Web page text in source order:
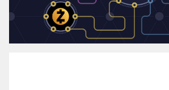
09101364784
شروع گفتگو
@Armteam_admin_104